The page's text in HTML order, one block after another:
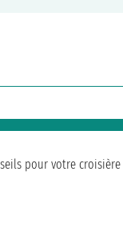
pour votre croisière